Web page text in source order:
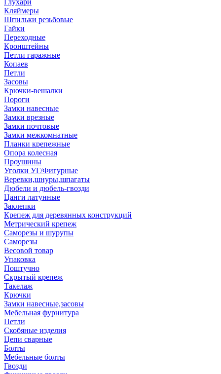
Глухари
Кляймеры
Шпильки резьбовые
Гайки
Переходные
Кронштейны
Петли гаражные
Копаев
Петли
Засовы
Крючки-вешалки
Пороги
Замки навесные
Замки врезные
Замки почтовые
Замки межкомнатные
Планки крепежные
Опора колесная
Проушины
Уголки УГ/Фигурные
Веревки,шнуры,шпагаты
Дюбели и дюбель-гвозди
Цанги латунные
Заклепки
Крепеж для деревянных конструкций
Метрический крепеж
Саморезы и шурупы
Саморезы
Весовой товар
Упаковка
Поштучно
Скрытый крепеж
Такелаж
Крючки
Замки навесные,засовы
Мебельная фурнитура
Петли
Скобяные изделия
Цепи сварные
Болты
Мебельные болты
Гвозди